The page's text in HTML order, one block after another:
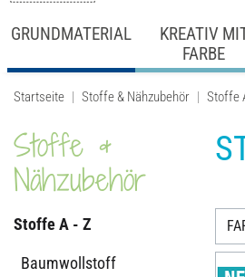
GRUNDMATERIAL
KREATIV
FARBE
Startseite Stoffe & Nähzubehör Stoffe
Stoffe &
Nähzubehör
Stoffe A - Z
Baumwollstoff